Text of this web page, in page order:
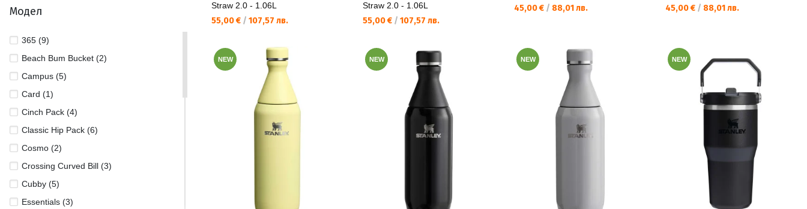
Модел
365 (9)
Beach Bum Bucket (2)
Campus (5)
Card (1)
Cinch Pack (4)
Classic Hip Pack (6)
Cosmo (2)
Crossing Curved Bill (3)
Cubby (5)
Essentials (3)
Straw 2.0 - 1.06L
Текуща цена:
55,00 € / 107,57 лв.
Straw 2.0 - 1.06L
Текуща цена:
55,00 € / 107,57 лв.
Текуща цена:
45,00 € / 88,01 лв. Текуща цена:
45,00 € / 88,01 лв.
NEW NEW NEW NEW